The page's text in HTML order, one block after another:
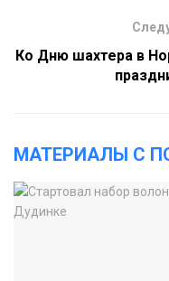
Ко Дню шахтера в
МАТЕРИАЛЫ С